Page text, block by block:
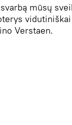
mūsų
Verstaen.